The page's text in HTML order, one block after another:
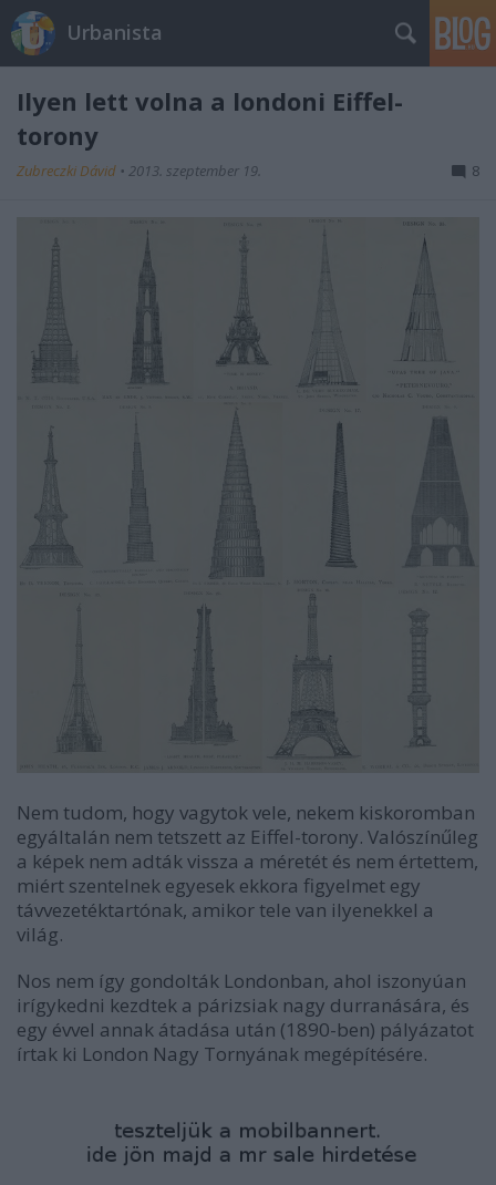
Urbanista
Ilyen lett volna a londoni Eiffel-
torony
Zubreczki Dávid • 2013. szeptember 19. 8
Nem tudom, hogy vagytok vele, nekem kiskoromban
egyáltalán nem tetszett az Eiffel-torony. Valószínűleg
a képek nem adták vissza a méretét és nem értettem,
miért szentelnek egyesek ekkora figyelmet egy
távvezetéktartónak, amikor tele van ilyenekkel a
világ.
Nos nem így gondolták Londonban, ahol iszonyúan
irígykedni kezdtek a párizsiak nagy durranására, és
egy évvel annak átadása után (1890-ben) pályázatot
írtak ki London Nagy Tornyának megépítésére.